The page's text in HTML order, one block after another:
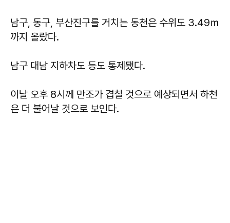
남구, 동구, 부산진구를 거치는 동천은 수위도 3.49ｍ
까지 올랐다.
남구 대남 지하차도 등도 통제됐다.
이날 오후 8시께 만조가 겹칠 것으로 예상되면서 하천
은 더 불어날 것으로 보인다.